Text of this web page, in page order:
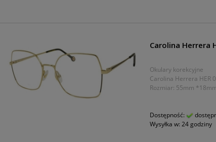
Carolina Herrera
Okulary korekcyjne
Carolina Herrera HER
Rozmiar: 55mm
Dostępność:
Wysyłka w: 24 godziny